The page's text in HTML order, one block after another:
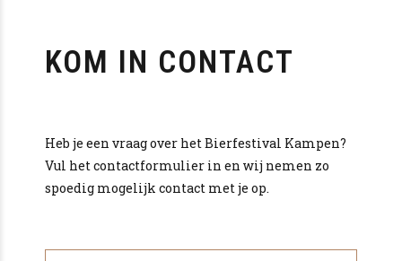
KOM IN CONTACT
Heb je een vraag over het Bierfestival Kampen?
Vul het contactformulier in en wij nemen zo
spoedig mogelijk contact met je op.